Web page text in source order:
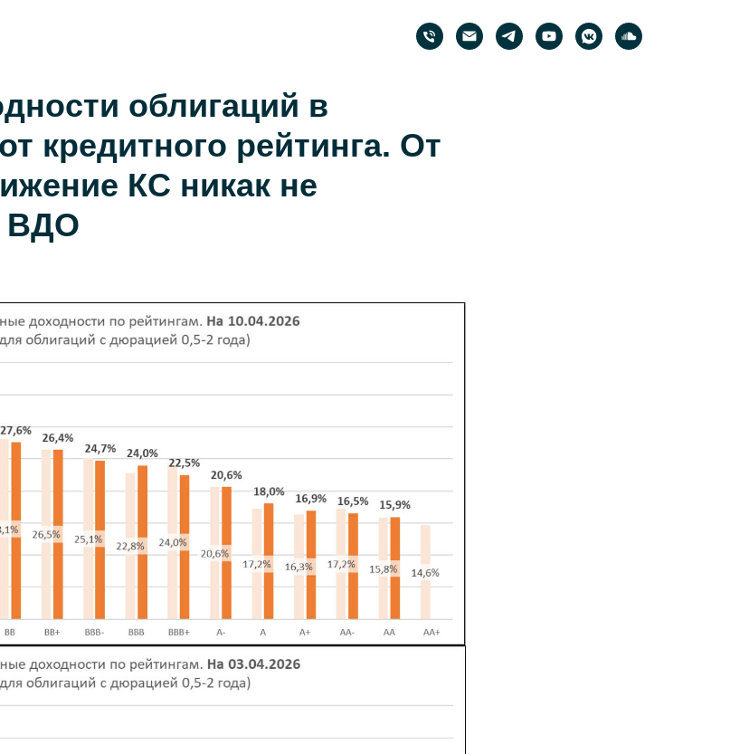
облигаций в
кредитного рейтинга. От
КС никак не
ВДО